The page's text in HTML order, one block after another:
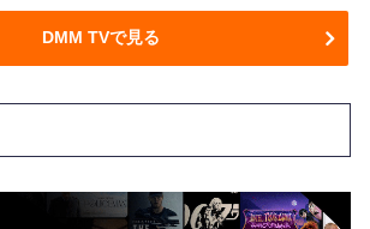
DMM TVで見る